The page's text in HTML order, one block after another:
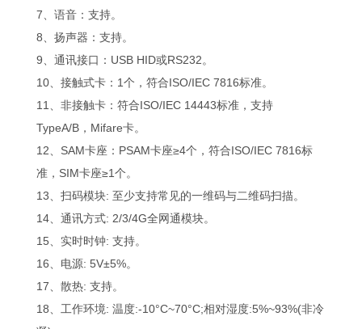
7、语音：支持。
8、扬声器：支持。
9、通讯接口：USB HID或RS232。
10、接触式卡：1个，符合ISO/IEC 7816标准。
11、非接触卡：符合ISO/IEC 14443标准，支持
TypeA/B，Mifare卡。
12、SAM卡座：PSAM卡座≥4个，符合ISO/IEC 7816标
准，SIM卡座≥1个。
13、扫码模块: 至少支持常见的一维码与二维码扫描。
14、通讯方式: 2/3/4G全网通模块。
15、实时时钟: 支持。
16、电源: 5V±5%。
17、散热: 支持。
18、工作环境: 温度:-10°C~70°C;相对湿度:5%~93%(非冷